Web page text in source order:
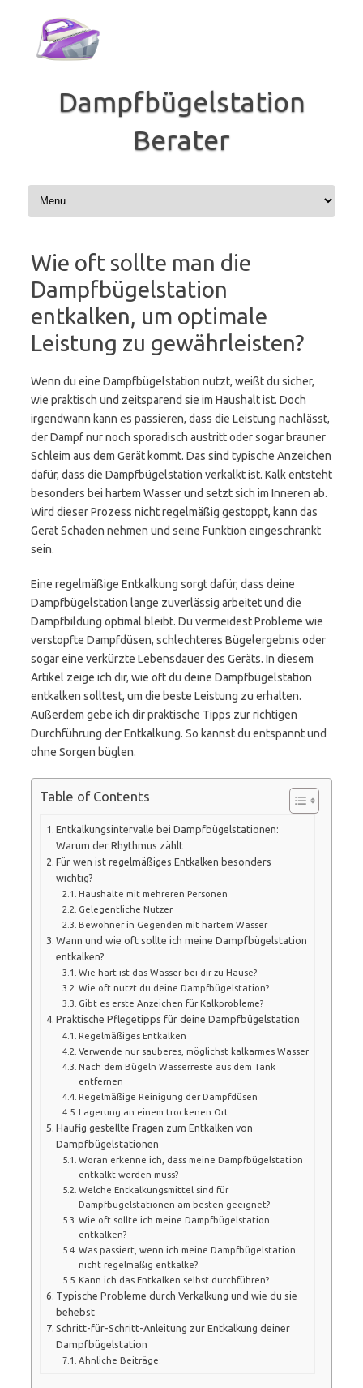
springen
Dampfbügelstation
Berater
Wie oft sollte man die
Dampfbügelstation
entkalken, um optimale
Leistung zu gewährleisten?
Wenn du eine Dampfbügelstation nutzt, weißt du sicher,
wie praktisch und zeitsparend sie im Haushalt ist. Doch
irgendwann kann es passieren, dass die Leistung nachlässt,
der Dampf nur noch sporadisch austritt oder sogar brauner
Schleim aus dem Gerät kommt. Das sind typische Anzeichen
dafür, dass die Dampfbügelstation verkalkt ist. Kalk entsteht
besonders bei hartem Wasser und setzt sich im Inneren ab.
Wird dieser Prozess nicht regelmäßig gestoppt, kann das
Gerät Schaden nehmen und seine Funktion eingeschränkt
sein.
Eine regelmäßige Entkalkung sorgt dafür, dass deine
Dampfbügelstation lange zuverlässig arbeitet und die
Dampfbildung optimal bleibt. Du vermeidest Probleme wie
verstopfte Dampfdüsen, schlechteres Bügelergebnis oder
sogar eine verkürzte Lebensdauer des Geräts. In diesem
Artikel zeige ich dir, wie oft du deine Dampfbügelstation
entkalken solltest, um die beste Leistung zu erhalten.
Außerdem gebe ich dir praktische Tipps zur richtigen
Durchführung der Entkalkung. So kannst du entspannt und
ohne Sorgen büglen.
Table of Contents
Entkalkungsintervalle bei Dampfbügelstationen:
Warum der Rhythmus zählt
Für wen ist regelmäßiges Entkalken besonders
wichtig?
Haushalte mit mehreren Personen
Gelegentliche Nutzer
Bewohner in Gegenden mit hartem Wasser
Wann und wie oft sollte ich meine Dampfbügelstation
entkalken?
Wie hart ist das Wasser bei dir zu Hause?
Wie oft nutzt du deine Dampfbügelstation?
Gibt es erste Anzeichen für Kalkprobleme?
Praktische Pflegetipps für deine Dampfbügelstation
Regelmäßiges Entkalken
Verwende nur sauberes, möglichst kalkarmes Wasser
Nach dem Bügeln Wasserreste aus dem Tank
entfernen
Regelmäßige Reinigung der Dampfdüsen
Lagerung an einem trockenen Ort
Häufig gestellte Fragen zum Entkalken von
Dampfbügelstationen
Woran erkenne ich, dass meine Dampfbügelstation
entkalkt werden muss?
Welche Entkalkungsmittel sind für
Dampfbügelstationen am besten geeignet?
Wie oft sollte ich meine Dampfbügelstation
entkalken?
Was passiert, wenn ich meine Dampfbügelstation
nicht regelmäßig entkalke?
Kann ich das Entkalken selbst durchführen?
Typische Probleme durch Verkalkung und wie du sie
behebst
Schritt-für-Schritt-Anleitung zur Entkalkung deiner
Dampfbügelstation
Ähnliche Beiträge: